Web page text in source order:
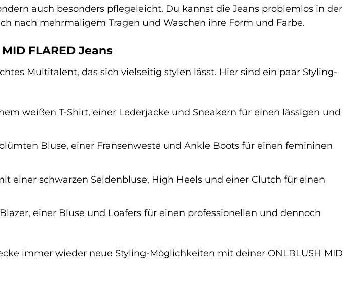
auch besonders pflegeleicht. Du kannst die Jeans problemlos in der
nach mehrmaligem Tragen und Waschen ihre Form und Farbe.
FLARED Jeans
Multitalent, das sich vielseitig stylen lässt. Hier sind ein paar Styling-
weißen T-Shirt, einer Lederjacke und Sneakern für einen lässigen und
Bluse, einer Fransenweste und Ankle Boots für einen femininen
einer schwarzen Seidenbluse, High Heels und einer Clutch für einen
einer Bluse und Loafers für einen professionellen und dennoch
immer wieder neue Styling-Möglichkeiten mit deiner ONLBLUSH MID